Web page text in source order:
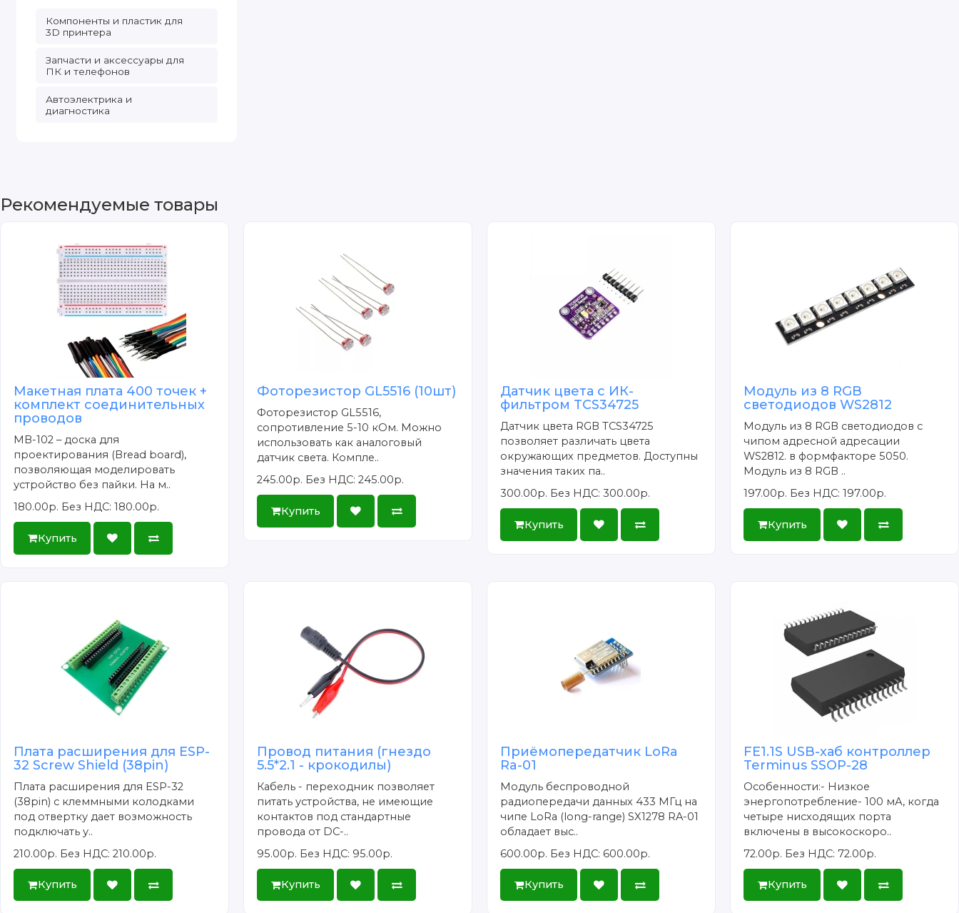
Компоненты и пластик для
3D принтера
Запчасти и аксессуары для
ПК и телефонов
Автоэлектрика и
диагностика
Рекомендуемые товары
Макетная плата 400 точек +
комплект соединительных
проводов
MB-102 – доска для
проектирования (Bread board),
позволяющая моделировать
устройство без пайки. На м..
180.00р. Без НДС: 180.00р.
Купить
Фоторезистор GL5516 (10шт)
Фоторезистор GL5516,
сопротивление 5-10 кОм. Можно
использовать как аналоговый
датчик света. Компле..
245.00р. Без НДС: 245.00р.
Купить
Датчик цвета с ИК-
фильтром TCS34725
Датчик цвета RGB TCS34725
позволяет различать цвета
окружающих предметов. Доступны
значения таких па..
300.00р. Без НДС: 300.00р.
Купить
Модуль из 8 RGB
светодиодов WS2812
Модуль из 8 RGB светодиодов с
чипом адресной адресации
WS2812. в формфакторе 5050.
Модуль из 8 RGB ..
197.00р. Без НДС: 197.00р.
Купить
Плата расширения для ESP-
32 Screw Shield (38pin)
Плата расширения для ESP-32
(38pin) с клеммными колодками
под отвертку дает возможность
подключать у..
210.00р. Без НДС: 210.00р.
Купить
Провод питания (гнездо
5.5*2.1 - крокодилы)
Кабель - переходник позволяет
питать устройства, не имеющие
контактов под стандартные
провода от DC-..
95.00р. Без НДС: 95.00р.
Купить
Приёмопередатчик LoRa
Ra-01
Модуль беспроводной
радиопередачи данных 433 МГц на
чипе LoRa (long-range) SX1278 RA-01
обладает выс..
600.00р. Без НДС: 600.00р.
Купить
FE1.1S USB-хаб контроллер
Terminus SSOP-28
Особенности:- Низкое
энергопотребление- 100 мА, когда
четыре нисходящих порта
включены в высокоскоро..
72.00р. Без НДС: 72.00р.
Купить